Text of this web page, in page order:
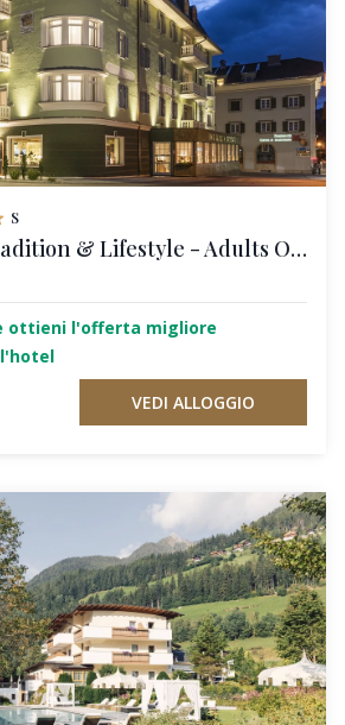
s
Post Hotel - Tradition & Lifestyle - Adults Only
ottieni l'offerta migliore
VEDI ALLOGGIO